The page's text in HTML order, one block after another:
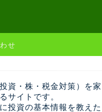
せ
資・株・税金対策）を家
サイトです。
投資の基本情報を教えた